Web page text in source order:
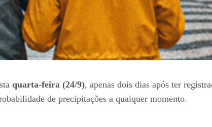
quarta-feira (24/9), apenas dois dias após ter
de precipitações a qualquer momento.